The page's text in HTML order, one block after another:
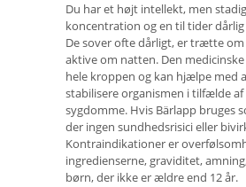
Du har et højt intellekt, men
koncentration og en til tider
De sover ofte dårligt, er trætte om
aktive om natten. Den
hele kroppen og kan hjælpe med
stabilisere organismen i tilfælde
sygdomme. Hvis Bärlapp bruges
der ingen sundhedsrisici eller
Kontraindikationer er
ingredienserne, graviditet,
børn, der ikke er ældre end 12 år.